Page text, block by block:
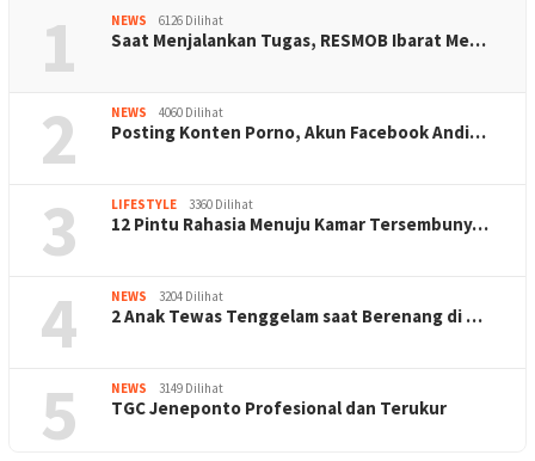
1 NEWS 6126 Dilihat
Saat Menjalankan Tugas, RESMOB Ibarat Me…
2 NEWS 4060 Dilihat
Posting Konten Porno, Akun Facebook Andi…
3 LIFESTYLE 3360 Dilihat
12 Pintu Rahasia Menuju Kamar Tersembuny…
4 NEWS 3204 Dilihat
2 Anak Tewas Tenggelam saat Berenang di …
5 NEWS 3149 Dilihat
TGC Jeneponto Profesional dan Terukur